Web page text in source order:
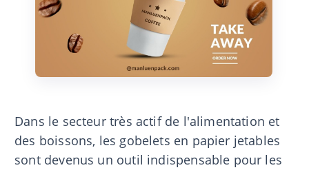
Dans le secteur très actif de l'alimentation et
des boissons, les gobelets en papier jetables
sont devenus un outil indispensable pour les